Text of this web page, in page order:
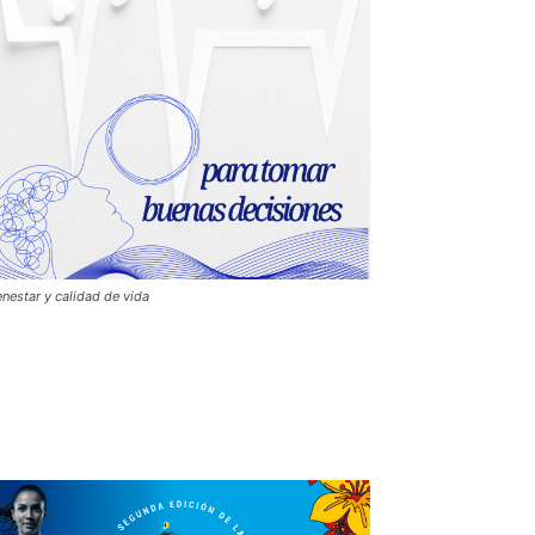
y calidad de vida